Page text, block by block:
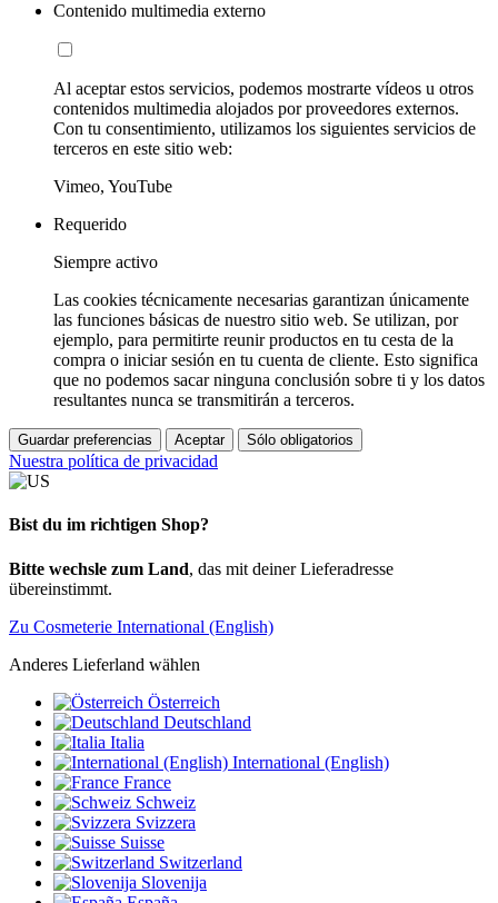
Contenido multimedia externo
Al aceptar estos servicios, podemos mostrarte vídeos u otros
contenidos multimedia alojados por proveedores externos.
Con tu consentimiento, utilizamos los siguientes servicios de
terceros en este sitio web:
Vimeo, YouTube
Requerido
Siempre activo
Las cookies técnicamente necesarias garantizan únicamente
las funciones básicas de nuestro sitio web. Se utilizan, por
ejemplo, para permitirte reunir productos en tu cesta de la
compra o iniciar sesión en tu cuenta de cliente. Esto significa
que no podemos sacar ninguna conclusión sobre ti y los datos
resultantes nunca se transmitirán a terceros.
Guardar preferencias Aceptar Sólo obligatorios
Nuestra política de privacidad
Bist du im richtigen Shop?
Bitte wechsle zum Land, das mit deiner Lieferadresse
übereinstimmt.
Zu Cosmeterie International (English)
Anderes Lieferland wählen
Österreich
Deutschland
Italia
International (English)
France
Schweiz
Svizzera
Suisse
Switzerland
Slovenija